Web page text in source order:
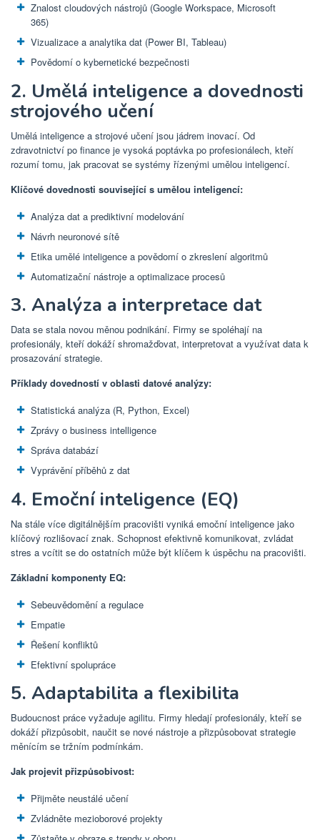
Znalost cloudových nástrojů (Google Workspace, Microsoft
365)
Vizualizace a analytika dat (Power BI, Tableau)
Povědomí o kybernetické bezpečnosti
2. Umělá inteligence a dovednosti
strojového učení
Umělá inteligence a strojové učení jsou jádrem inovací. Od
zdravotnictví po finance je vysoká poptávka po profesionálech, kteří
rozumí tomu, jak pracovat se systémy řízenými umělou inteligencí.
Klíčové dovednosti související s umělou inteligencí:
Analýza dat a prediktivní modelování
Návrh neuronové sítě
Etika umělé inteligence a povědomí o zkreslení algoritmů
Automatizační nástroje a optimalizace procesů
3. Analýza a interpretace dat
Data se stala novou měnou podnikání. Firmy se spoléhají na
profesionály, kteří dokáží shromažďovat, interpretovat a využívat data k
prosazování strategie.
Příklady dovedností v oblasti datové analýzy:
Statistická analýza (R, Python, Excel)
Zprávy o business intelligence
Správa databází
Vyprávění příběhů z dat
4. Emoční inteligence (EQ)
Na stále více digitálnějším pracovišti vyniká emoční inteligence jako
klíčový rozlišovací znak. Schopnost efektivně komunikovat, zvládat
stres a vcítit se do ostatních může být klíčem k úspěchu na pracovišti.
Základní komponenty EQ:
Sebeuvědomění a regulace
Empatie
Řešení konfliktů
Efektivní spolupráce
5. Adaptabilita a flexibilita
Budoucnost práce vyžaduje agilitu. Firmy hledají profesionály, kteří se
dokáží přizpůsobit, naučit se nové nástroje a přizpůsobovat strategie
měnícím se tržním podmínkám.
Jak projevit přizpůsobivost:
Přijměte neustálé učení
Zvládněte mezioborové projekty